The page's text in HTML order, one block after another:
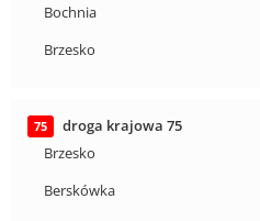
Bochnia
Brzesko
75
droga krajowa 75
Brzesko
Berskówka